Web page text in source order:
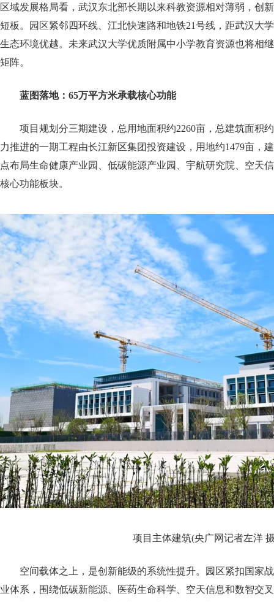
区域发展格局看，武汉东北部长期以来科教资源相对薄弱，创
短板。园区紧邻四环线、江北快速路和地铁21号线，距武汉大
生态环境优越。未来武汉大学优质附属中小学教育资源也将相
矩阵。
蓝图落地：65万平方米承载核心功能
项目规划分三期建设，总用地面积约2260亩，总建筑面积
力推进的一期工程由长江新区集团投资建设，用地约1479亩，
点布局生命健康产业园、低碳能源产业园、宇航研究院、空天
核心功能板块。
项目主体建筑(央广网记者左洋
空间载体之上，是创新能级的系统性提升。园区紧扣国家
业体系，围绕低碳新能源、医药生命科学、空天信息和数智交